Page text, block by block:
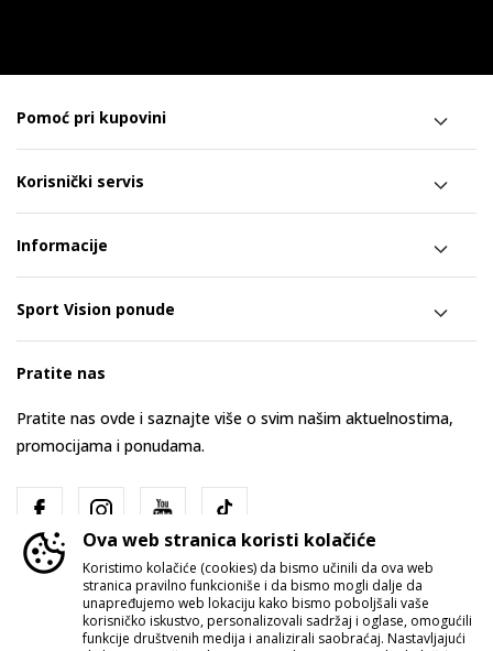
Pomoć pri kupovini
Korisnički servis
Informacije
Sport Vision ponude
Pratite nas
Pratite nas ovde i saznajte više o svim našim aktuelnostima,
promocijama i ponudama.
Ova web stranica koristi kolačiće
Koristimo kolačiće (cookies) da bismo učinili da ova web
stranica pravilno funkcioniše i da bismo mogli dalje da
unapređujemo web lokaciju kako bismo poboljšali vaše
korisničko iskustvo, personalizovali sadržaj i oglase, omogućili
funkcije društvenih medija i analizirali saobraćaj. Nastavljajući